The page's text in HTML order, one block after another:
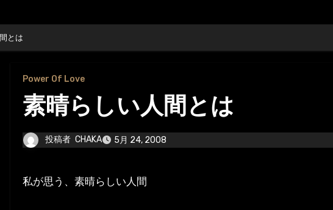
とは
Power Of Love
素晴らしい人間とは
投稿者 CHAKA 5月 24, 2008
私が思う、素晴らしい人間